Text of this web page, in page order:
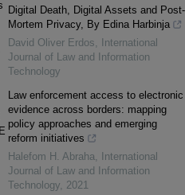
Digital Death, Digital Assets and Post-
Mortem Privacy, By Edina Harbinja
David Oliver Erdos
International
Journal of Law and Information
Technology
Law enforcement access to electronic
evidence across borders: mapping
policy approaches and emerging
reform initiatives
Halefom H. Abraha
International
Journal of Law and Information
Technology 2021